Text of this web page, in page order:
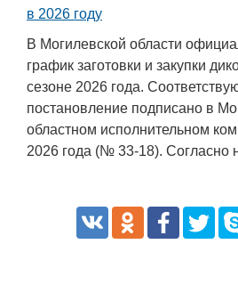
в 2026 году
В Могилевской области
график заготовки и закупки
сезоне 2026 года.
постановление подписано в
областном исполнительном
2026 года (№ 33-18). Согласно